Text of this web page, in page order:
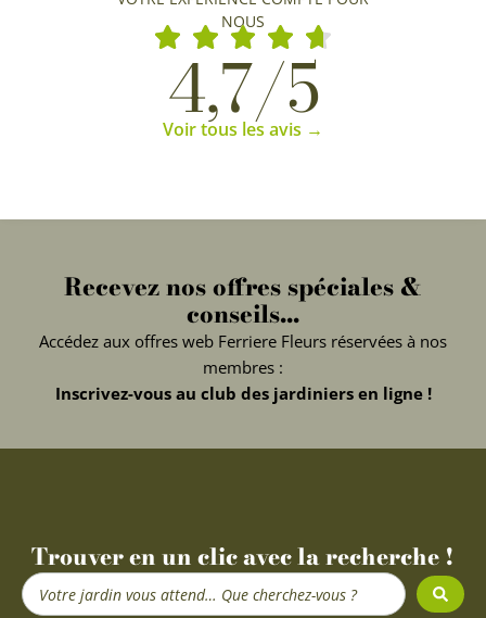
NOUS
4,7/5
Voir tous les avis →
Recevez nos offres spéciales &
conseils...
Accédez aux offres web Ferriere Fleurs réservées à nos
membres :
Inscrivez-vous au club des jardiniers en ligne !
Trouver en un clic avec la recherche !
Search
...